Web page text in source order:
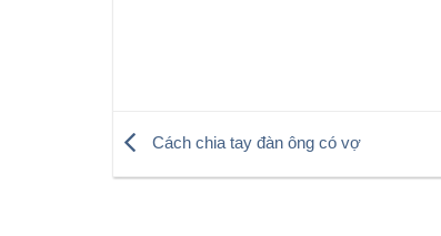
Cách chia tay đàn ông có vợ